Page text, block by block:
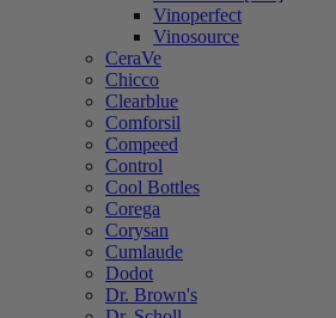
Vinoperfect
Vinosource
CeraVe
Chicco
Clearblue
Comforsil
Compeed
Control
Cool Bottles
Corega
Corysan
Cumlaude
Dodot
Dr. Brown's